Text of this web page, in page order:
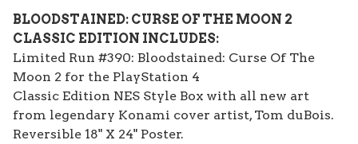
BLOODSTAINED: CURSE OF THE MOON 2
CLASSIC EDITION INCLUDES:
Limited Run #390: Bloodstained: Curse Of The
Moon 2 for the PlayStation 4
Classic Edition NES Style Box with all new art
from legendary Konami cover artist, Tom duBois.
Reversible 18" X 24" Poster.